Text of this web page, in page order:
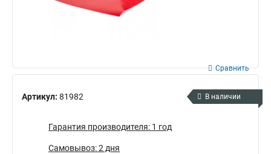
Артикул: 81982
Сравнить
В наличии
Гарантия производителя: 1 год
Самовывоз: 2 дня